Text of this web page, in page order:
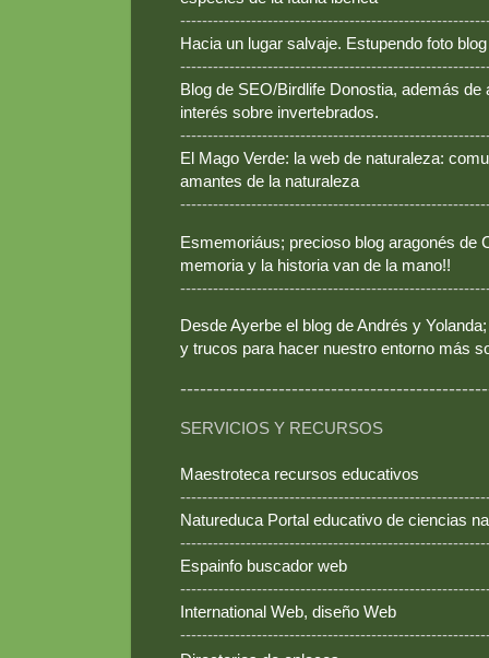
Hacia un lugar salvaje. Estupendo foto
Blog de SEO/Birdlife Donostia, además
interés sobre invertebrados.
El Mago Verde: la web de naturaleza:
amantes de la naturaleza
Esmemoriáus; precioso blog aragonés de
memoria y la historia van de la mano!!
Desde Ayerbe el blog de Andrés y
y trucos para hacer nuestro entorno más
SERVICIOS Y RECURSOS
Maestroteca recursos educativos
Natureduca Portal educativo de ciencias
Espainfo buscador web
International Web, diseño Web